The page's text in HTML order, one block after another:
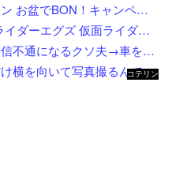
【悲報】イオンさん、「夏イオン お盆でBON！キャンペーン」からBON！を削除 理由不明
【仮面ライダーマイス】「DXライダーエグズ 仮面ライダーストア東京セット」仮面ライダーストアで発売決定
注意されたら逆ギレ家出して音信不通になるクソ夫→車を勝手に乗って逃亡し迎えにも行けず、話し合いから逃げて解決すると思ってるの？幼稚すぎる思考回路と無責任な態度に悩まされてる・・・
【画像】ぼうけつ「えっ、私だけ横を向いて写真撮るんですか？！」→結果w w w w w w w w
コテリン